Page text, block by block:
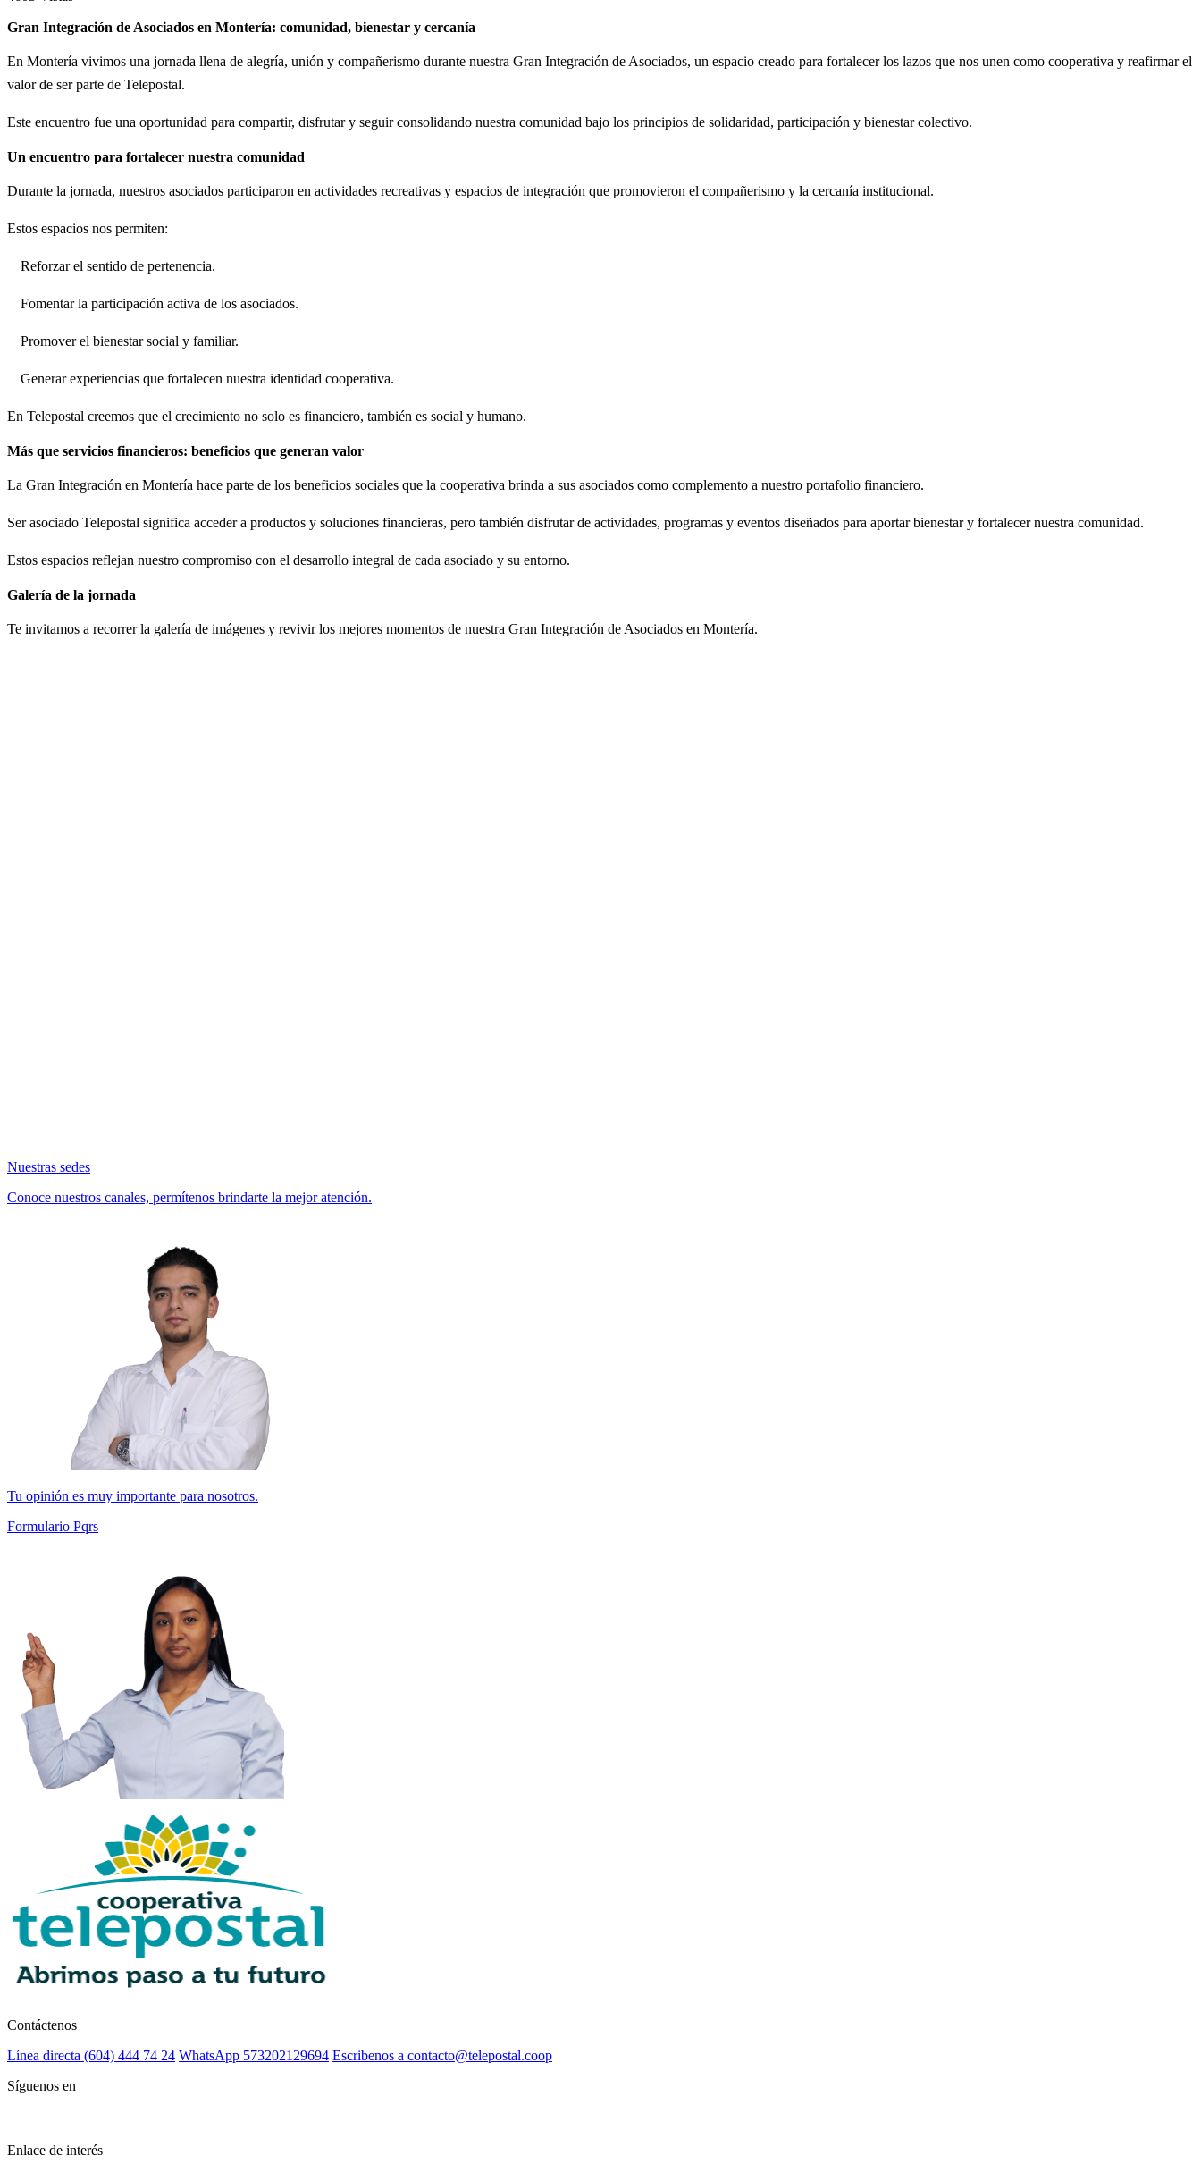
Gran Integración de Asociados en Montería: comunidad, bienestar y cercanía
En Montería vivimos una jornada llena de alegría, unión y compañerismo durante nuestra Gran Integración de Asociados, un espacio creado para fortalecer los lazos que nos unen como cooperativa y reafirmar el
valor de ser parte de Telepostal.
Este encuentro fue una oportunidad para compartir, disfrutar y seguir consolidando nuestra comunidad bajo los principios de solidaridad, participación y bienestar colectivo.
Un encuentro para fortalecer nuestra comunidad
Durante la jornada, nuestros asociados participaron en actividades recreativas y espacios de integración que promovieron el compañerismo y la cercanía institucional.
Estos espacios nos permiten:
Reforzar el sentido de pertenencia.
Fomentar la participación activa de los asociados.
Promover el bienestar social y familiar.
Generar experiencias que fortalecen nuestra identidad cooperativa.
En Telepostal creemos que el crecimiento no solo es financiero, también es social y humano.
Más que servicios financieros: beneficios que generan valor
La Gran Integración en Montería hace parte de los beneficios sociales que la cooperativa brinda a sus asociados como complemento a nuestro portafolio financiero.
Ser asociado Telepostal significa acceder a productos y soluciones financieras, pero también disfrutar de actividades, programas y eventos diseñados para aportar bienestar y fortalecer nuestra comunidad.
Estos espacios reflejan nuestro compromiso con el desarrollo integral de cada asociado y su entorno.
Galería de la jornada
Te invitamos a recorrer la galería de imágenes y revivir los mejores momentos de nuestra Gran Integración de Asociados en Montería.
Nuestras sedes
Conoce nuestros canales, permítenos brindarte la mejor atención.
Tu opinión es muy importante para nosotros.
Formulario Pqrs
Contáctenos
Línea directa (604) 444 74 24 WhatsApp 573202129694 Escribenos a contacto@telepostal.coop
Síguenos en
Enlace de interés